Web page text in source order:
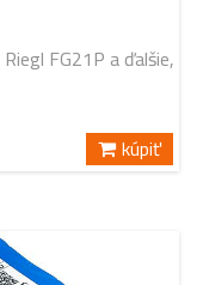
FG21P a ďalšie,
kúpiť